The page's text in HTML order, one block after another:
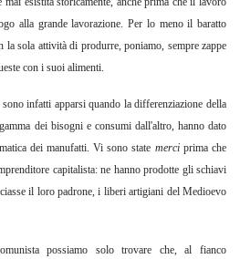
alla grande lavorazione. Per lo meno il baratto
la sola attività di produrre, poniamo, sempre zappe
con i suoi alimenti.
infatti apparsi quando la differenziazione della
dei bisogni e consumi dall'altro, hanno dato
dei manufatti. Vi sono state merci prima che
capitalista: ne hanno prodotte gli schiavi
il loro padrone, i liberi artigiani del Medioevo
possiamo solo
trovare che, al fianco